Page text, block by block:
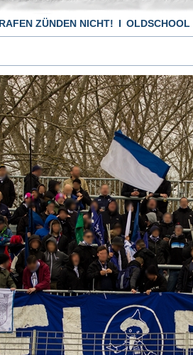
ZÜNDEN NICHT! OLDSCHOOL